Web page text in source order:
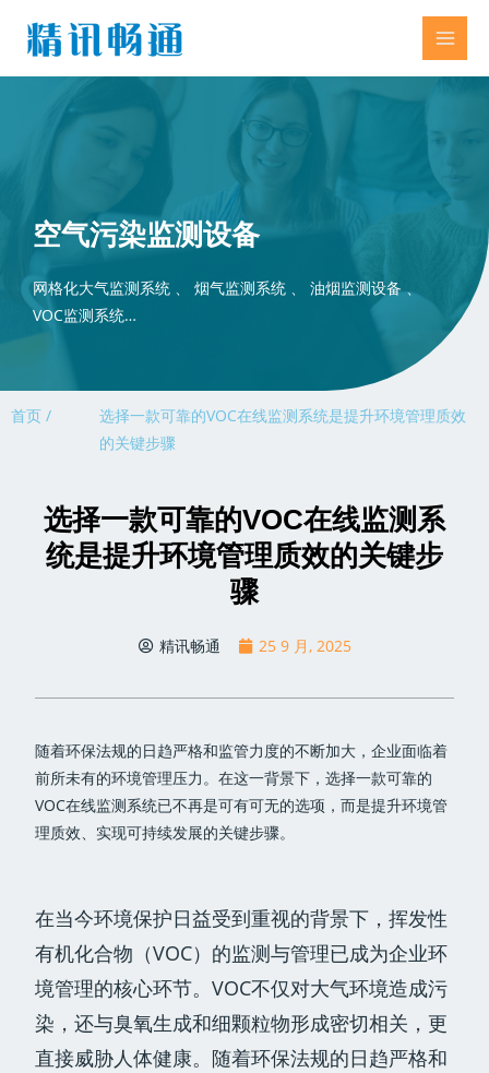
空气污染监测设备
网格化大气监测系统 、 烟气监测系统 、 油烟监测设备 、
VOC监测系统…
首页 /
选择一款可靠的VOC在线监测系统是提升环境管理质效
的关键步骤
选择一款可靠的VOC在线监测系
统是提升环境管理质效的关键步
骤
精讯畅通 25 9 月, 2025
随着环保法规的日趋严格和监管力度的不断加大，企业面临着
前所未有的环境管理压力。在这一背景下，选择一款可靠的
VOC在线监测系统已不再是可有可无的选项，而是提升环境管
理质效、实现可持续发展的关键步骤。
在当今环境保护日益受到重视的背景下，挥发性
有机化合物（VOC）的监测与管理已成为企业环
境管理的核心环节。VOC不仅对大气环境造成污
染，还与臭氧生成和细颗粒物形成密切相关，更
直接威胁人体健康。随着环保法规的日趋严格和